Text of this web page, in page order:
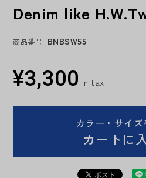
Denim like
商品番号 BNBSW55
¥3,300
カラー・サイ
カートに